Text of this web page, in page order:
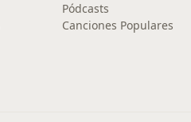
Pódcasts
Canciones Populares